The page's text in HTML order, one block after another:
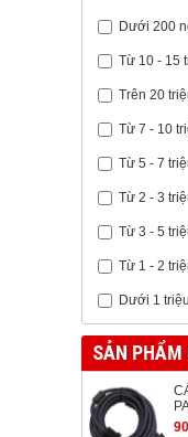
Dưới 200
Từ 10 - 15
Trên 20
Từ 7 - 10
Từ 5 - 7
Từ 2 - 3
Từ 3 - 5
Từ 1 - 2
Dưới 1 triệu
SẢN PHẨM